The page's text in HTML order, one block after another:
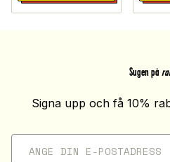
Sugen på
Signa upp och få 10%